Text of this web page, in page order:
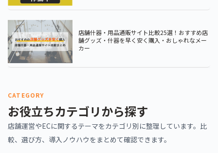
店舗什器・用品通販サイト比較25選！おすすめ店
舗グッズ・什器を早く安く購入・おしゃれなメー
カー
CATEGORY
お役立ちカテゴリから探す
店舗運営やECに関するテーマをカテゴリ別に整理しています。比
較、選び方、導入ノウハウをまとめて確認できます。